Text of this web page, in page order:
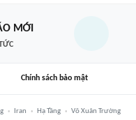
MỚI
Chính sách bảo mật
Iran Hạ Tầng
Võ Xuân Trường